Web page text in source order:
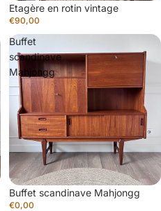
Etagère en rotin vintage
€90,00
Buffet
scandinave
Mahjongg
Épuisé
Buffet scandinave Mahjongg
€0,00